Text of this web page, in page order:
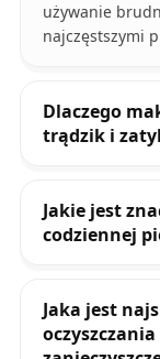
używanie
najczęstszymi
Dlaczego
trądzik i
Jakie jest
codziennej
Jaka jest